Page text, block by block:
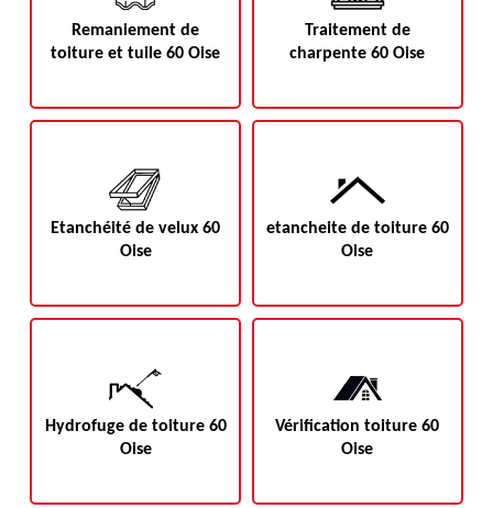
Remaniement de
toiture et tuile 60 Oise
Traitement de
charpente 60 Oise
Etanchéité de velux 60
Oise
etancheite de toiture 60
Oise
Hydrofuge de toiture 60
Oise
Vérification toiture 60
Oise